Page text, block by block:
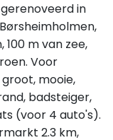
gerenoveerd in
m van zee,
Voor
mooie,
badsteiger,
(voor 4 auto's).
2.3 km,